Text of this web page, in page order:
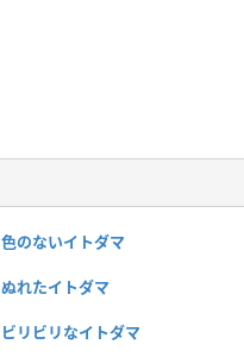
色のないイトダマ
ぬれたイトダマ
ビリビリなイトダマ